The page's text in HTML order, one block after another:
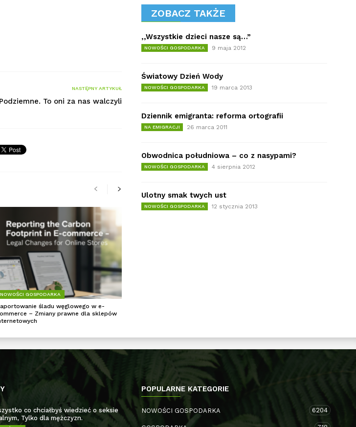
NASTĘPNY ARTYKUŁ
To oni za nas walczyli
NOWOŚCI GOSPODARKA
śladu węglowego w e-
– Zmiany prawne dla sklepów
ZOBACZ TAKŻE
,,Wszystkie dzieci nasze są…”
NOWOŚCI GOSPODARKA 9 maja 2012
Światowy Dzień Wody
NOWOŚCI GOSPODARKA 19 marca 2013
Dziennik emigranta: reforma ortografii
NA EMIGRACJI 26 marca 2011
Obwodnica południowa – co z nasypami?
NOWOŚCI GOSPODARKA 4 sierpnia 2012
Ulotny smak twych ust
NOWOŚCI GOSPODARKA 12 stycznia 2013
co chciałbyś wiedzieć o seksie
Tylko dla mężczyzn.
POPULARNE KATEGORIE
NOWOŚCI GOSPODARKA 6204